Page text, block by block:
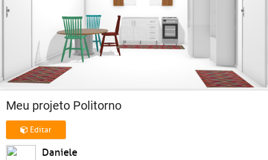
Meu projeto Politorno
Editar
Daniele